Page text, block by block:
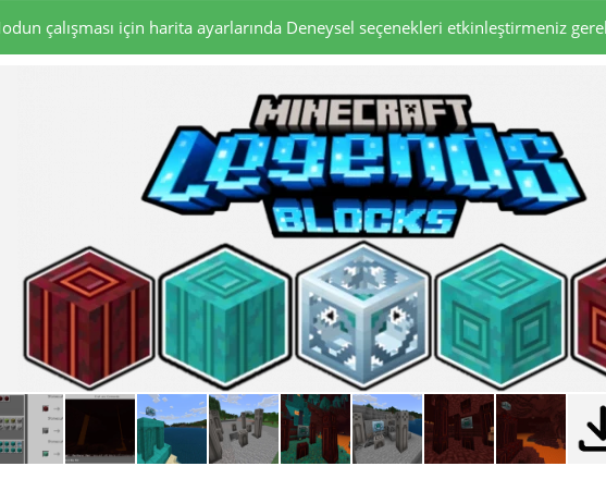
çalışması için harita ayarlarında Deneysel seçenekleri etkinleştirmeniz